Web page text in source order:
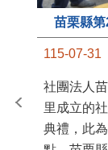
苗栗縣
115-07-31
社團法人
里成立的
典禮，此